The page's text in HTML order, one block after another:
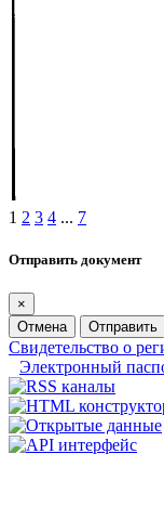
1 2 3 4 ... 7
Отправить документ
×
Отмена
Отправить
Свидетельство о
Электронный